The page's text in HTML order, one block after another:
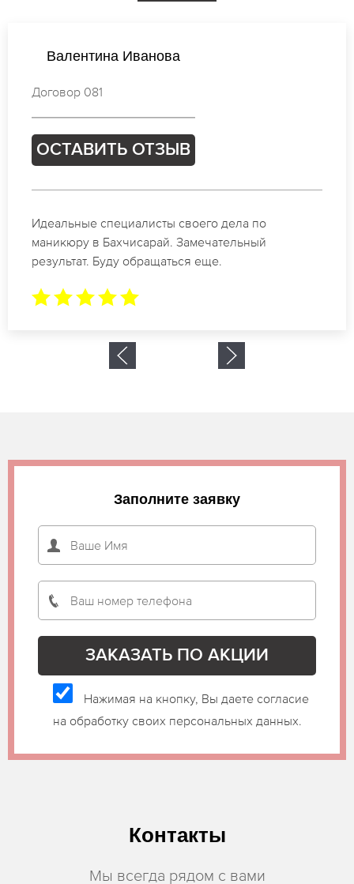
Татьяна Иванова
Договор 601
ОСТАВИТЬ ОТЗЫВ
Спасибо огромное. Заказывала маникюр на день
рождение в Бахчисарай. За 1.5 часа все было
готово.
Заполните заявку
Нажимая на кнопку, Вы даете согласие
на обработку своих персональных данных.
Контакты
Мы всегда рядом с вами